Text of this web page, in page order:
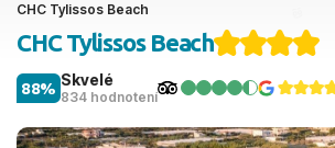
CHC Tylissos Beach
CHC Tylissos Beach
Skvelé
834 hodnotení
88%